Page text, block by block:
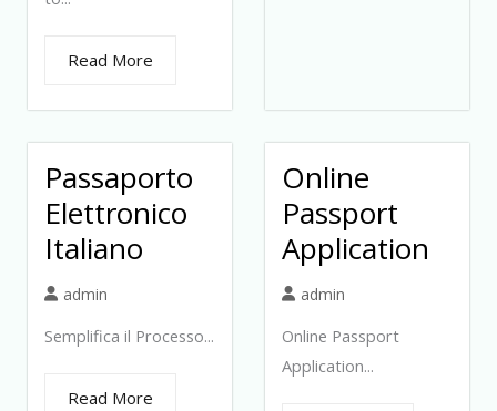
Read More
Passaporto
Elettronico
Italiano
admin
Semplifica il Processo...
Read More
Online
Passport
Application
admin
Online Passport
Application...